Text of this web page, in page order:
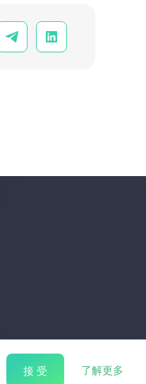
 
接 受 了解更多